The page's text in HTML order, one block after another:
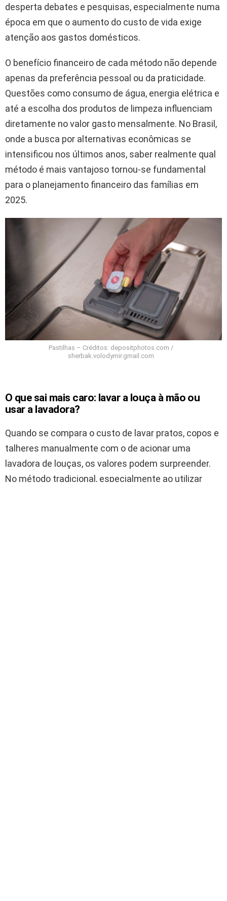
desperta debates e pesquisas, especialmente numa
época em que o aumento do custo de vida exige
atenção aos gastos domésticos.
O benefício financeiro de cada método não depende
apenas da preferência pessoal ou da praticidade.
Questões como consumo de água, energia elétrica e
até a escolha dos produtos de limpeza influenciam
diretamente no valor gasto mensalmente. No Brasil,
onde a busca por alternativas econômicas se
intensificou nos últimos anos, saber realmente qual
método é mais vantajoso tornou-se fundamental
para o planejamento financeiro das famílias em
2025.
Pastilhas – Créditos: depositphotos.com /
sherbak.volodymir.gmail.com
O que sai mais caro: lavar a louça à mão ou
usar a lavadora?
Quando se compara o custo de lavar pratos, copos e
talheres manualmente com o de acionar uma
lavadora de louças, os valores podem surpreender.
No método tradicional, especialmente ao utilizar